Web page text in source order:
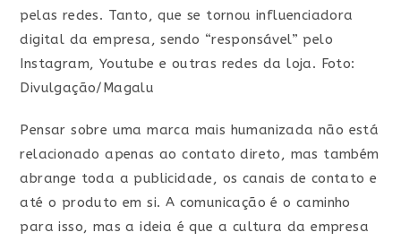
pelas redes. Tanto, que se tornou influenciadora
digital da empresa, sendo “responsável” pelo
Instagram, Youtube e outras redes da loja. Foto:
Divulgação/Magalu
Pensar sobre uma marca mais humanizada não está
relacionado apenas ao contato direto, mas também
abrange toda a publicidade, os canais de contato e
até o produto em si. A comunicação é o caminho
para isso, mas a ideia é que a cultura da empresa